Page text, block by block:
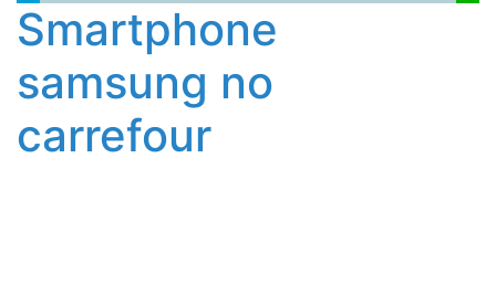
Smartphone
samsung no
carrefour